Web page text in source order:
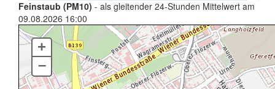
Feinstaub (PM10) - als gleitender 24-Stunden Mittelwert am
09.08.2026 16:00
+
–